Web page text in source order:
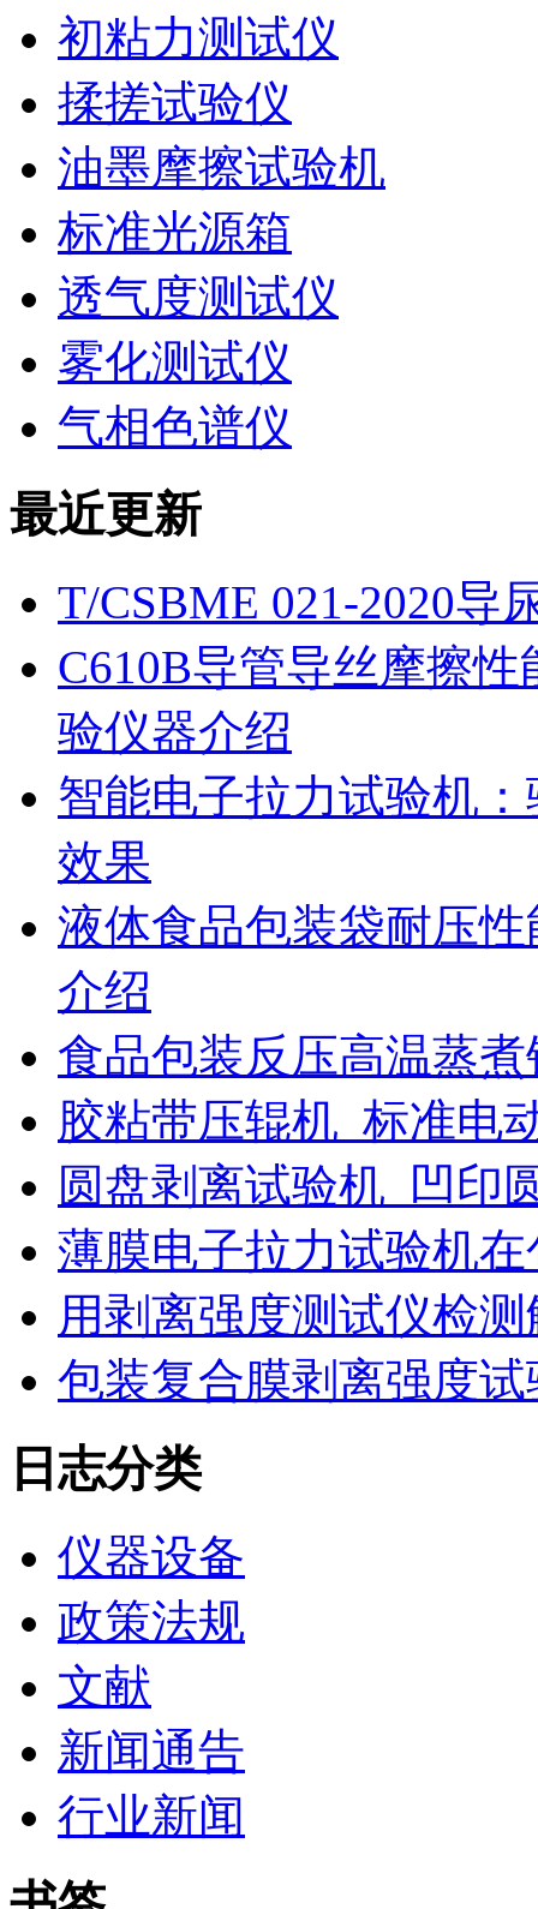
初粘力测试仪
揉搓试验仪
油墨摩擦试验机
标准光源箱
透气度测试仪
雾化测试仪
气相色谱仪
最近更新
T/CSBME 021-2020导
C610B导管导丝摩擦
验仪器介绍
智能电子拉力试验机
效果
液体食品包装袋耐压
介绍
食品包装反压高温蒸
胶粘带压辊机_标准电
圆盘剥离试验机_凹印
薄膜电子拉力试验机
用剥离强度测试仪检
包装复合膜剥离强度
日志分类
仪器设备
政策法规
文献
新闻通告
行业新闻